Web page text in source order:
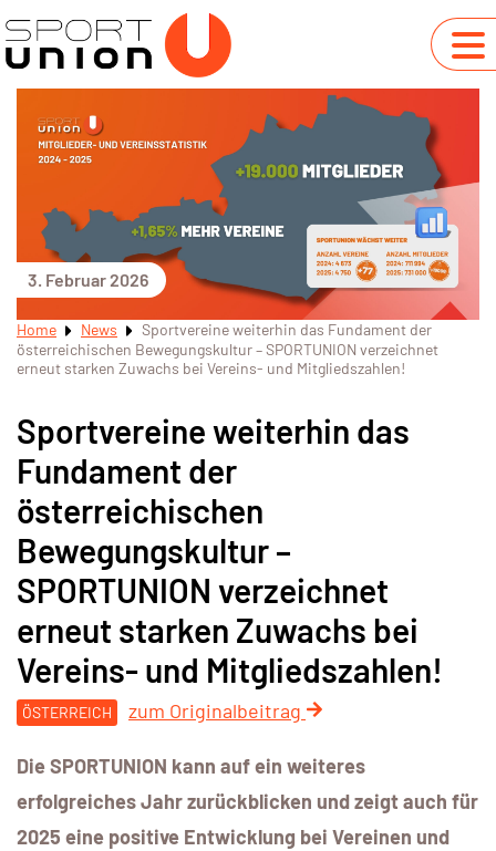
3. Februar 2026
Home News
Sportvereine weiterhin das Fundament der
österreichischen Bewegungskultur – SPORTUNION verzeichnet
erneut starken Zuwachs bei Vereins- und Mitgliedszahlen!
Sportvereine weiterhin das
Fundament der
österreichischen
Bewegungskultur –
SPORTUNION verzeichnet
erneut starken Zuwachs bei
Vereins- und Mitgliedszahlen!
ÖSTERREICH zum Originalbeitrag
Die SPORTUNION kann auf ein weiteres
erfolgreiches Jahr zurückblicken und zeigt auch für
2025 eine positive Entwicklung bei Vereinen und